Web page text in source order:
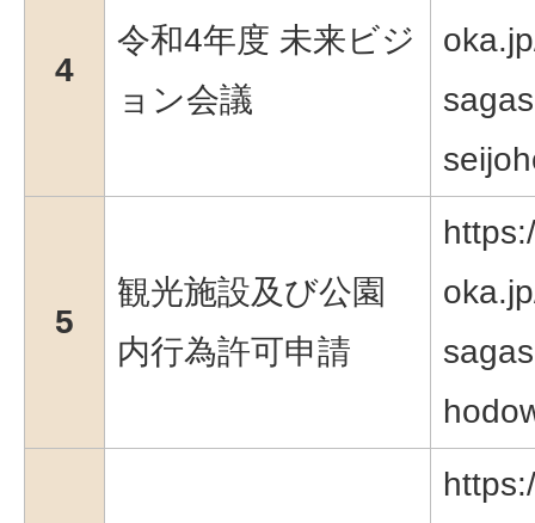
4
令和4年度 未来ビジ
ョン会議
5
観光施設及び公園
内行為許可申請